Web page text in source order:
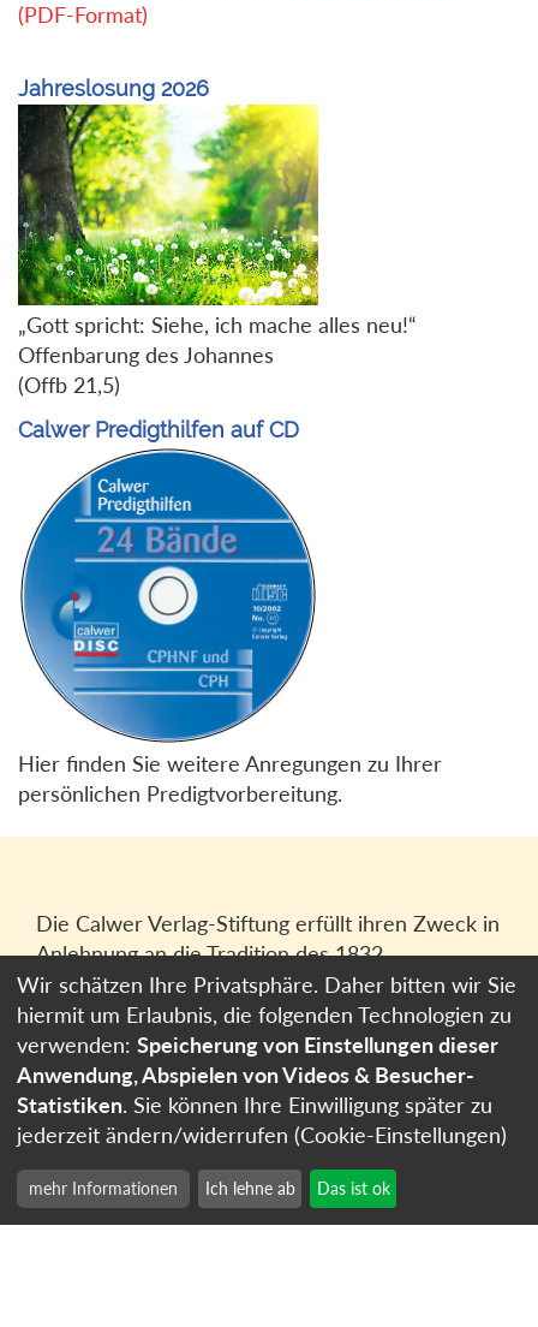
(PDF-Format)
Jahreslosung 2026
„Gott spricht: Siehe, ich mache alles neu!“
Offenbarung des Johannes
(Offb 21,5)
Calwer Predigthilfen auf CD
Hier finden Sie weitere Anregungen zu Ihrer
persönlichen Predigtvorbereitung.
Die Calwer Verlag-Stiftung erfüllt ihren Zweck in
Anlehnung an die Tradition des 1832
gegründeten Calwer Verlagsvereins, der
heutigen Calwer Verlag Bücher und Medien
GmbHin Stuttgart.
Impressum
Datenschutzerklärung
Cookie-Einstellungen
Wir schätzen Ihre Privatsphäre. Daher bitten wir Sie
hiermit um Erlaubnis, die folgenden Technologien zu
verwenden: Speicherung von Einstellungen dieser
Anwendung, Abspielen von Videos & Besucher-
Statistiken. Sie können Ihre Einwilligung später zu
jederzeit ändern/widerrufen (Cookie-Einstellungen)
mehr Informationen Ich lehne ab Das ist ok